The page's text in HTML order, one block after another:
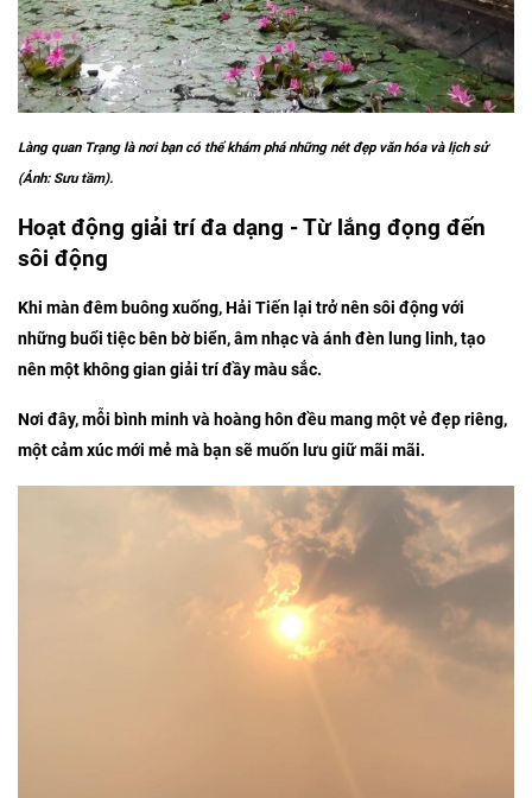
Làng quan Trạng là nơi bạn có thể khám phá những nét đẹp văn hóa và lịch sử
(Ảnh: Sưu tầm).
Hoạt động giải trí đa dạng - Từ lắng đọng đến
sôi động
Khi màn đêm buông xuống, Hải Tiến lại trở nên sôi động với
những buổi tiệc bên bờ biển, âm nhạc và ánh đèn lung linh, tạo
nên một không gian giải trí đầy màu sắc.
Nơi đây, mỗi bình minh và hoàng hôn đều mang một vẻ đẹp riêng,
một cảm xúc mới mẻ mà bạn sẽ muốn lưu giữ mãi mãi.